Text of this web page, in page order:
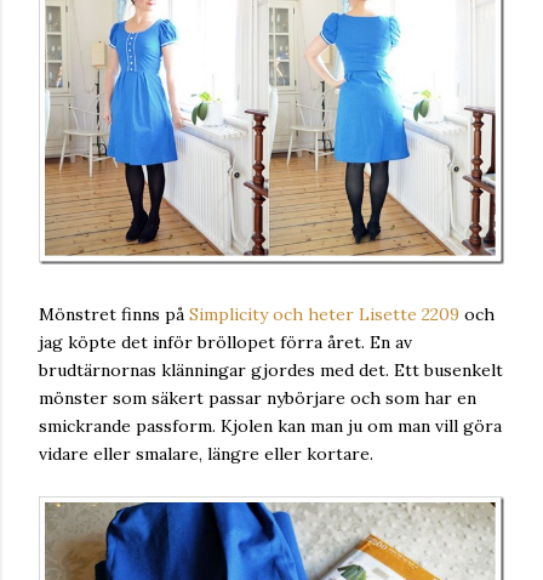
Mönstret finns på Simplicity och heter Lisette 2209 och
jag köpte det inför bröllopet förra året. En av
brudtärnornas klänningar gjordes med det. Ett busenkelt
mönster som säkert passar nybörjare och som har en
smickrande passform. Kjolen kan man ju om man vill göra
vidare eller smalare, längre eller kortare.